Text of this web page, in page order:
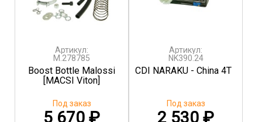
Артикул:
M.278785
Boost Bottle Malossi
[MACSI Viton]
5 670 ₽
Под заказ
Артикул:
NK390.24
CDI NARAKU - China 4T
2 530₽
Под заказ